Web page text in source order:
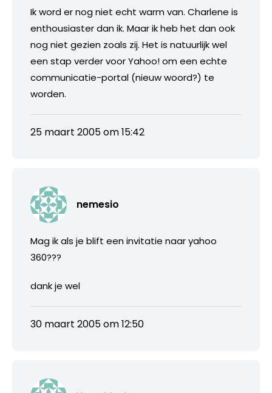
Ik word er nog niet echt warm van. Charlene is
enthousiaster dan ik. Maar ik heb het dan ook
nog niet gezien zoals zij. Het is natuurlijk wel
een stap verder voor Yahoo! om een echte
communicatie-portal (nieuw woord?) te
worden.
25 maart 2005 om 15:42
nemesio
Mag ik als je blift een invitatie naar yahoo
360???
dank je wel
30 maart 2005 om 12:50